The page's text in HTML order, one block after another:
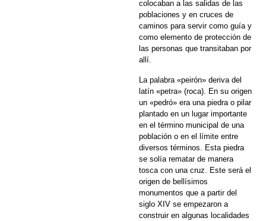
colocaban a las salidas de las
poblaciones y en cruces de
caminos para servir como guía y
como elemento de protección de
las personas que transitaban por
allí.
La palabra «peirón» deriva del
latín «petra» (roca). En su origen
un «pedró» era una piedra o pilar
plantado en un lugar importante
en el término municipal de una
población o en el límite entre
diversos términos. Esta piedra
se solía rematar de manera
tosca con una cruz. Este será el
origen de bellísimos
monumentos que a partir del
siglo XIV se empezaron a
construir en algunas localidades